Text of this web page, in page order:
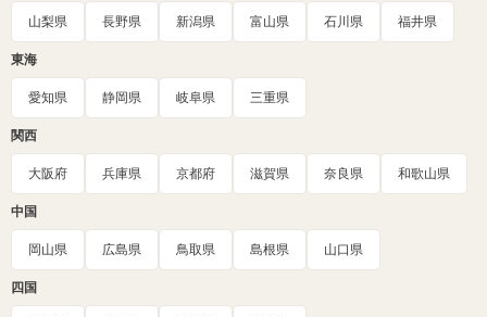
山梨県 長野県 新潟県 富山県 石川県 福井県
東海
愛知県 静岡県 岐阜県 三重県
関西
大阪府 兵庫県 京都府 滋賀県 奈良県 和歌山県
中国
岡山県 広島県 鳥取県 島根県 山口県
四国